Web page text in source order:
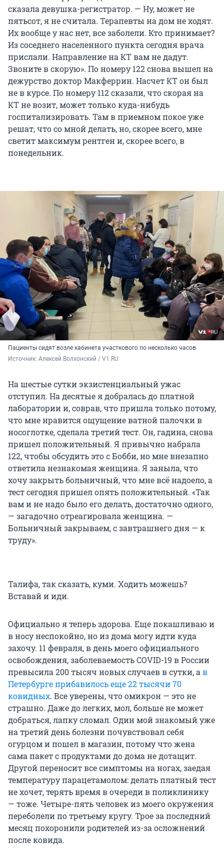
сказала девушка-регистратор. — Ну, может не
пятьсот, я не считала. Терапевты на дом не ходят.
Их вообще у нас нет, все заболели. Кто принимает?
Из соседнего населенного пункта сегодня врача
прислали. Направление на КТ вам не дадут.
Звоните в скорую». По номеру 122 снова вышел на
дежурство доктор Макферрин. Насчет КТ он был
не в курсе. По номеру 112 сказали, что скорая на
КТ не возит, может только куда-нибудь
госпитализировать. Там в приемном покое уже
решат, что со мной делать, но, скорее всего, мне
светит максимум рентген и, скорее всего, в
понедельник.
Пациенты сидят возле кабинета участкового по несколько часов
Источник: Алексей Волхонский / V1.RU
На шестые сутки экзистенциальный ужас
отступил. На десятые я добралась до платной
лаборатории и, соврав, что пришла только потому,
что мне нравится ощущение ватной палочки в
носоглотке, сделала третий тест. Он, гадина, снова
пришел положительный. Я привычно набрала
122, чтобы обсудить это с Бобби, но мне внезапно
ответила незнакомая женщина. Я заныла, что
хочу закрыть больничный, что мне всё надоело, а
тест сегодня пришел опять положительный. «Так
вам и не надо было его делать, достаточно одного,
— загадочно отреагировала женщина. —
Больничный закрываем, с завтрашнего дня — к
труду».
Талифа, так сказать, куми. Ходить можешь?
Вставай и иди.
Официально я теперь здорова. Еще покашливаю и
в носу неспокойно, но из дома могу идти куда
захочу. 11 февраля, в день моего официального
освобождения, заболеваемость COVID-19 в России
превысила 200 тысяч новых случаев в сутки, ав
Петербурге прибавилось еще 22 тысячи 70
ковидных. Все уверены, что омикрон — это не
страшно. Даже до легких, мол, больше не может
добраться, лапку сломал. Один мой знакомый уже
на третий день болезни почувствовал себя
огурцом и пошел в магазин, потому что жена
сама пакет с продуктами до дома не дотащит.
Другой переносит все симптомы на ногах, заедая
температуру парацетамолом: делать платный тест
не хочет, терять время в очереди в поликлинику
— тоже. Четыре-пять человек из моего окружения
переболели по третьему кругу. Трое за последний
месяц похоронили родителей из-за осложнений
после ковида.